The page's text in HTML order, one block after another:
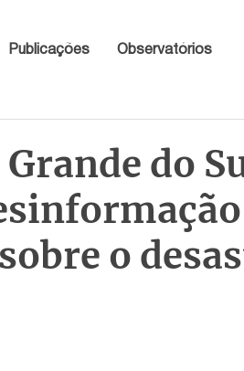
Publicações Observatórios
do
o